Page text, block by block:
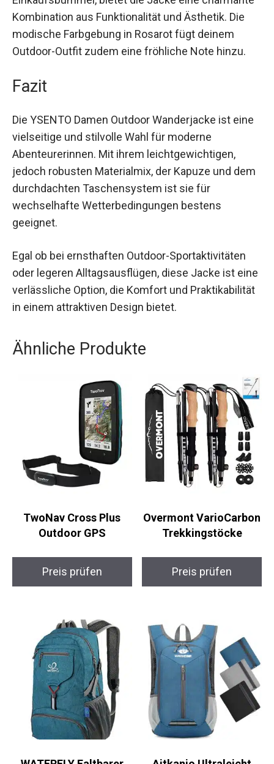
Einkaufsbummel, bietet die Jacke eine
charmante Kombination aus Funktionalität und
Ästhetik. Die modische Farbgebung in Rosarot
fügt deinem Outdoor-Outfit zudem eine fröhliche
Die YSENTO Damen Outdoor Wanderjacke ist
eine vielseitige und stilvolle Wahl für moderne
Abenteurerinnen. Mit ihrem leichtgewichtigen,
jedoch robusten Materialmix, der Kapuze und
dem durchdachten Taschensystem ist sie für
wechselhafte Wetterbedingungen bestens
Egal ob bei ernsthaften Outdoor-Sportaktivitäten
oder legeren Alltagsausflügen, diese Jacke ist
eine verlässliche Option, die Komfort und
TwoNav Cross Plus
Preis prüfen
Overmont
Trekkingstöcke